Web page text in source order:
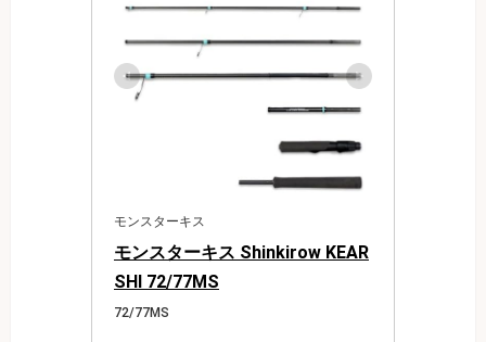
モンスターキス
モンスターキス Shinkirow KEAR
SHI 72/77MS
72/77MS